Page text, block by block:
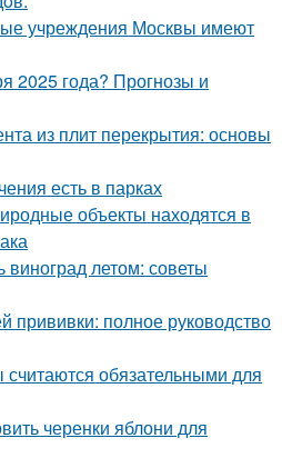
учреждения Москвы имеют
2025 года? Прогнозы и
из плит перекрытия: основы
есть в парках
объекты находятся в
летом: советы
прививки: полное руководство
обязательными для
черенки яблони для